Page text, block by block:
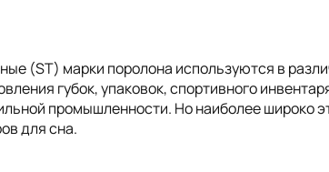
(ST) марки поролона используются в
губок, упаковок, спортивного
промышленности. Но наиболее широко
для сна.